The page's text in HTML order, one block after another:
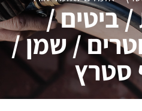
/ ביטים /
/ שמן /
סטרץ